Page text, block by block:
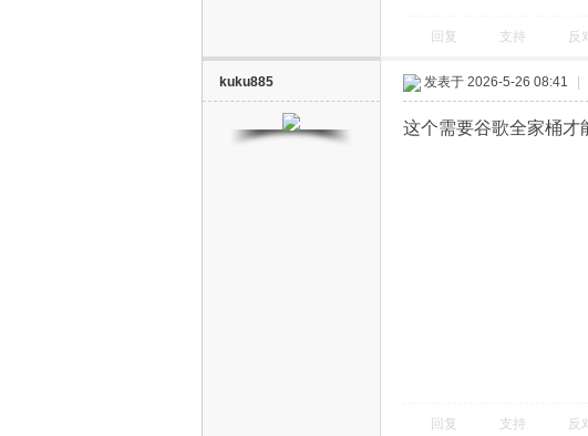
回复 支持 反
kuku885 发表于 2026-5-26 08:41
这个需要谷歌全家桶才
回复 支持 反